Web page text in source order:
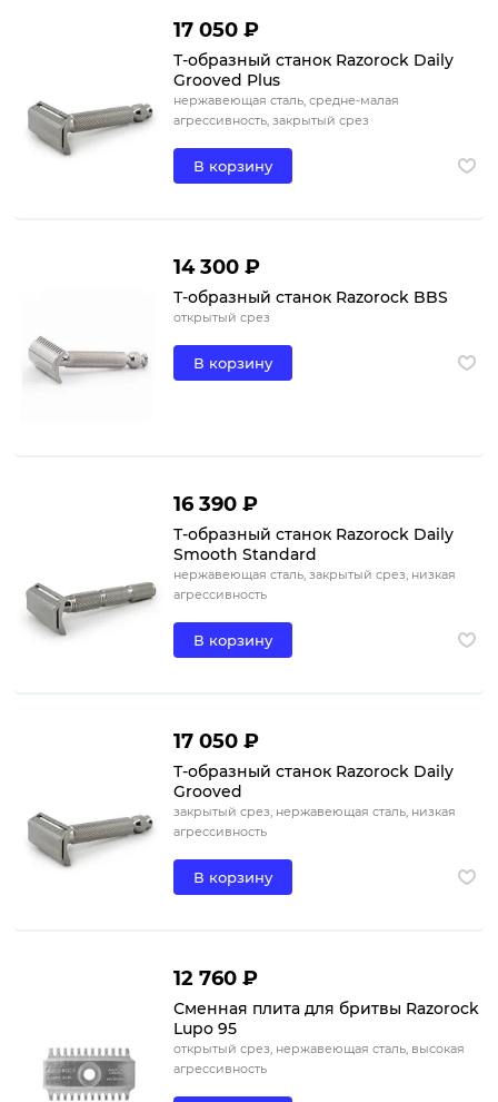
17 050 ₽
Т-образный станок Razorock Daily
Grooved Plus
нержавеющая сталь, средне-малая
агрессивность, закрытый срез
В корзину
14 300 ₽
Т-образный станок Razorock BBS
открытый срез
В корзину
16 390 ₽
Т-образный станок Razorock Daily
Smooth Standard
нержавеющая сталь, закрытый срез, низкая
агрессивность
В корзину
17 050 ₽
Т-образный станок Razorock Daily
Grooved
закрытый срез, нержавеющая сталь, низкая
агрессивность
В корзину
12 760 ₽
Сменная плита для бритвы Razorock
Lupo 95
открытый срез, нержавеющая сталь, высокая
агрессивность